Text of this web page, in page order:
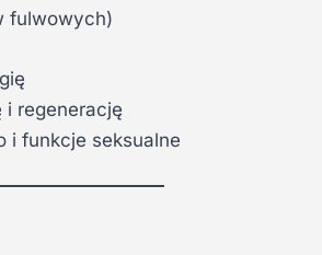
fulwowych)
i regenerację
i funkcje seksualne